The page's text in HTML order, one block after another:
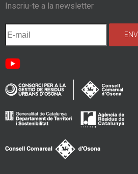
Inscriu-te a la newsletter